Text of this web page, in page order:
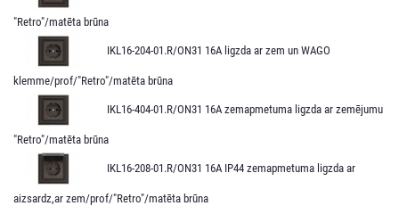
"Retro"/matēta brūna
IKL16-204-01.R/ON31 16A ligzda ar zem un WAGO
klemme/prof/"Retro"/matēta brūna
IKL16-404-01.R/ON31 16A zemapmetuma ligzda ar zemējumu
"Retro"/matēta brūna
IKL16-208-01.R/ON31 16A IP44 zemapmetuma ligzda ar
aizsardz,ar zem/prof/"Retro"/matēta brūna